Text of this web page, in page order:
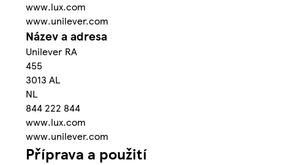
www.lux.com
www.unilever.com
Název a adresa
Unilever RA
455
3013 AL
NL
844 222 844
www.lux.com
www.unilever.com
Příprava a použití